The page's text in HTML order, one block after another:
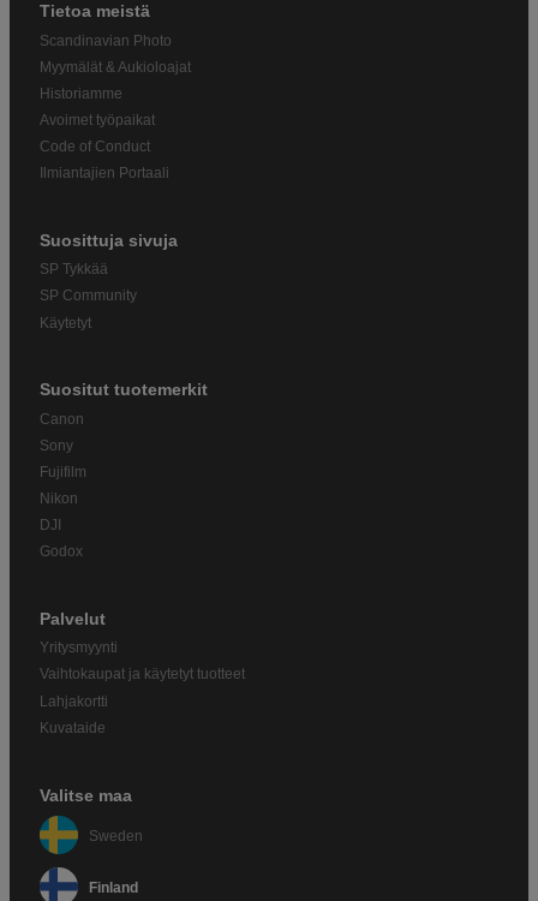
Tietoa meistä
Scandinavian Photo
Myymälät & Aukioloajat
Historiamme
Avoimet työpaikat
Code of Conduct
Ilmiantajien Portaali
Suosittuja sivuja
SP Tykkää
SP Community
Käytetyt
Suositut tuotemerkit
Canon
Sony
Fujifilm
Nikon
DJI
Godox
Palvelut
Yritysmyynti
Vaihtokaupat ja käytetyt tuotteet
Lahjakortti
Kuvataide
Valitse maa
Sweden
Finland